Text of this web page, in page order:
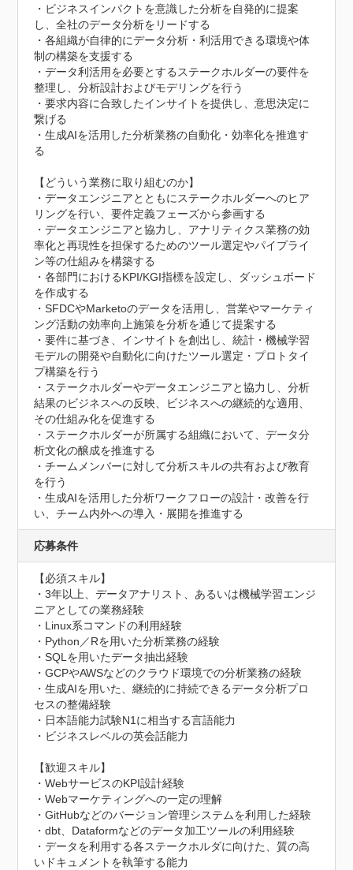
・ビジネスインパクトを意識した分析を自発的に提案
し、全社のデータ分析をリードする
・各組織が自律的にデータ分析・利活用できる環境や体
制の構築を支援する
・データ利活用を必要とするステークホルダーの要件を
整理し、分析設計およびモデリングを行う
・要求内容に合致したインサイトを提供し、意思決定に
繋げる
・生成AIを活用した分析業務の自動化・効率化を推進す
る
【どういう業務に取り組むのか】
・データエンジニアとともにステークホルダーへのヒア
リングを行い、要件定義フェーズから参画する
・データエンジニアと協力し、アナリティクス業務の効
率化と再現性を担保するためのツール選定やパイプライ
ン等の仕組みを構築する
・各部門におけるKPI/KGI指標を設定し、ダッシュボード
を作成する
・SFDCやMarketoのデータを活用し、営業やマーケティ
ング活動の効率向上施策を分析を通じて提案する
・要件に基づき、インサイトを創出し、統計・機械学習
モデルの開発や自動化に向けたツール選定・プロトタイ
プ構築を行う
・ステークホルダーやデータエンジニアと協力し、分析
結果のビジネスへの反映、ビジネスへの継続的な適用、
その仕組み化を促進する
・ステークホルダーが所属する組織において、データ分
析文化の醸成を推進する
・チームメンバーに対して分析スキルの共有および教育
を行う
・生成AIを活用した分析ワークフローの設計・改善を行
い、チーム内外への導入・展開を推進する
応募条件
【必須スキル】
・3年以上、データアナリスト、あるいは機械学習エンジ
ニアとしての業務経験
・Linux系コマンドの利用経験
・Python／Rを用いた分析業務の経験
・SQLを用いたデータ抽出経験
・GCPやAWSなどのクラウド環境での分析業務の経験
・生成AIを用いた、継続的に持続できるデータ分析プロ
セスの整備経験
・日本語能力試験N1に相当する言語能力
・ビジネスレベルの英会話能力
【歓迎スキル】
・WebサービスのKPI設計経験
・Webマーケティングへの一定の理解
・GitHubなどのバージョン管理システムを利用した経験
・dbt、Dataformなどのデータ加工ツールの利用経験
・データを利用する各ステークホルダに向けた、質の高
いドキュメントを執筆する能力